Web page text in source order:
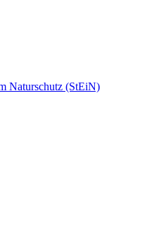
Naturschutz (StEiN)